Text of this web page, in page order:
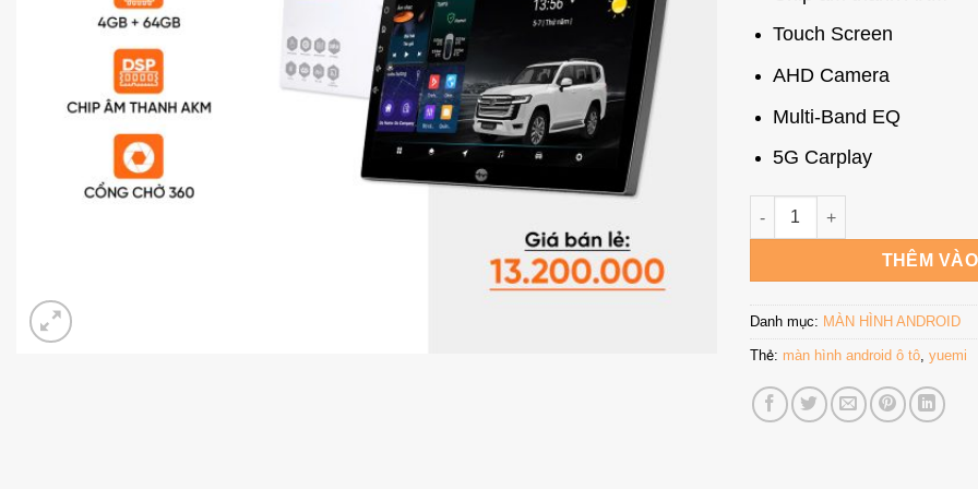
Touch Screen
AHD Camera
Multi-Band EQ
5G Carplay
Yuemi Car Infotainment
THÊM
Danh mục: MÀN HÌNH ANDROID
Thẻ: màn hình android ô tô yuemi